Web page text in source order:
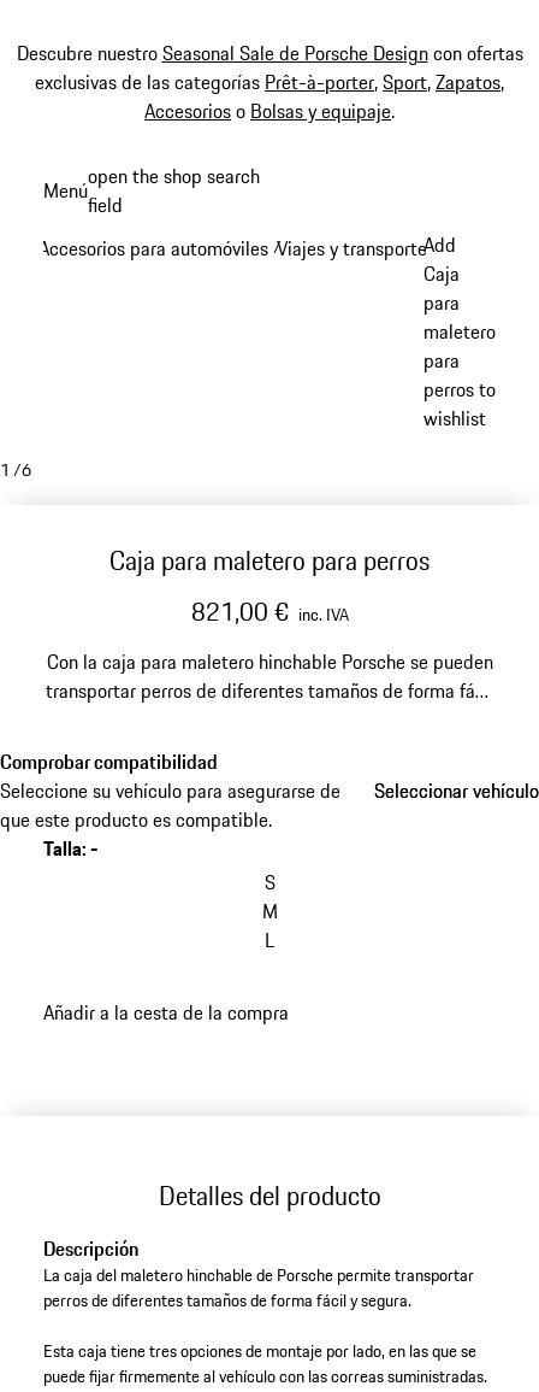
Descubre nuestroSeasonal Sale de Porsche Designcon ofertas
exclusivas de las categorías Prêt-à-porter,Sport,Zapatos,
Accesorioso Bolsas y equipaje.
principal
Menúopen the shop search
field
Accesorios para automóviles /Viajes y transporte/
Add
Caja
para
maletero
para
perros to
wishlist
1 /6
Caja para maletero para perros
821,00 € inc. IVA
Con la caja para maletero hinchable Porsche se pueden
transportar perros de diferentes tamaños de forma fácil
Comprobar compatibilidad
Seleccione su vehículo para asegurarse de
que este producto es compatible.
Seleccionar vehículo
Seleccionar vehículo
Talla:-
S
M
L
Añadir a la cesta de la compra
Detalles del producto
Descripción
La caja del maletero hinchable de Porsche permite transportar
perros de diferentes tamaños de forma fácil y segura.
Esta caja tiene tres opciones de montaje por lado, en las que se
puede fijar firmemente al vehículo con las correas suministradas.